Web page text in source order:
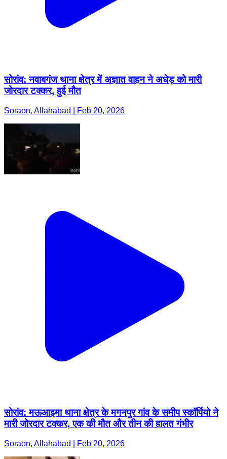
सोरांव: नवाबगंज थाना क्षेत्र में अज्ञात वाहन ने अधेड़ को मारी
जोरदार टक्कर, हुई मौत
Soraon, Allahabad | Feb 20, 2026
सोरांव: मऊआइमा थाना क्षेत्र के मगनपुर गांव के समीप स्कॉर्पियो ने
मारी जोरदार टक्कर, एक की मौत और तीन की हालत गंभीर
Soraon, Allahabad | Feb 20, 2026